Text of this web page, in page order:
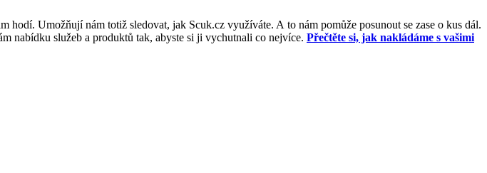
Umožňují nám totiž sledovat, jak Scuk.cz využíváte. A to nám pomůže posunout se zase o kus dál.
nabídku služeb a produktů tak, abyste si ji vychutnali co nejvíce. Přečtěte si, jak nakládáme s vašimi